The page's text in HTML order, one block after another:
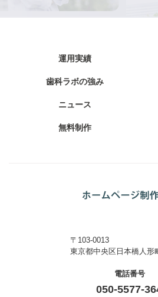
〒103-0013
東京都中央区日本橋人形
電話番号
050-5577-
運用実績
歯科ラボの強み
ニュース
無料制作